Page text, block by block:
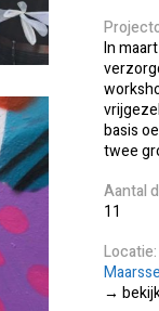
In
basis
twee
Aantal
11
Locatie